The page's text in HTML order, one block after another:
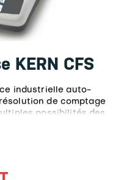
KERN CFS
industrielle auto-
de comptage
possibilités des
4.0